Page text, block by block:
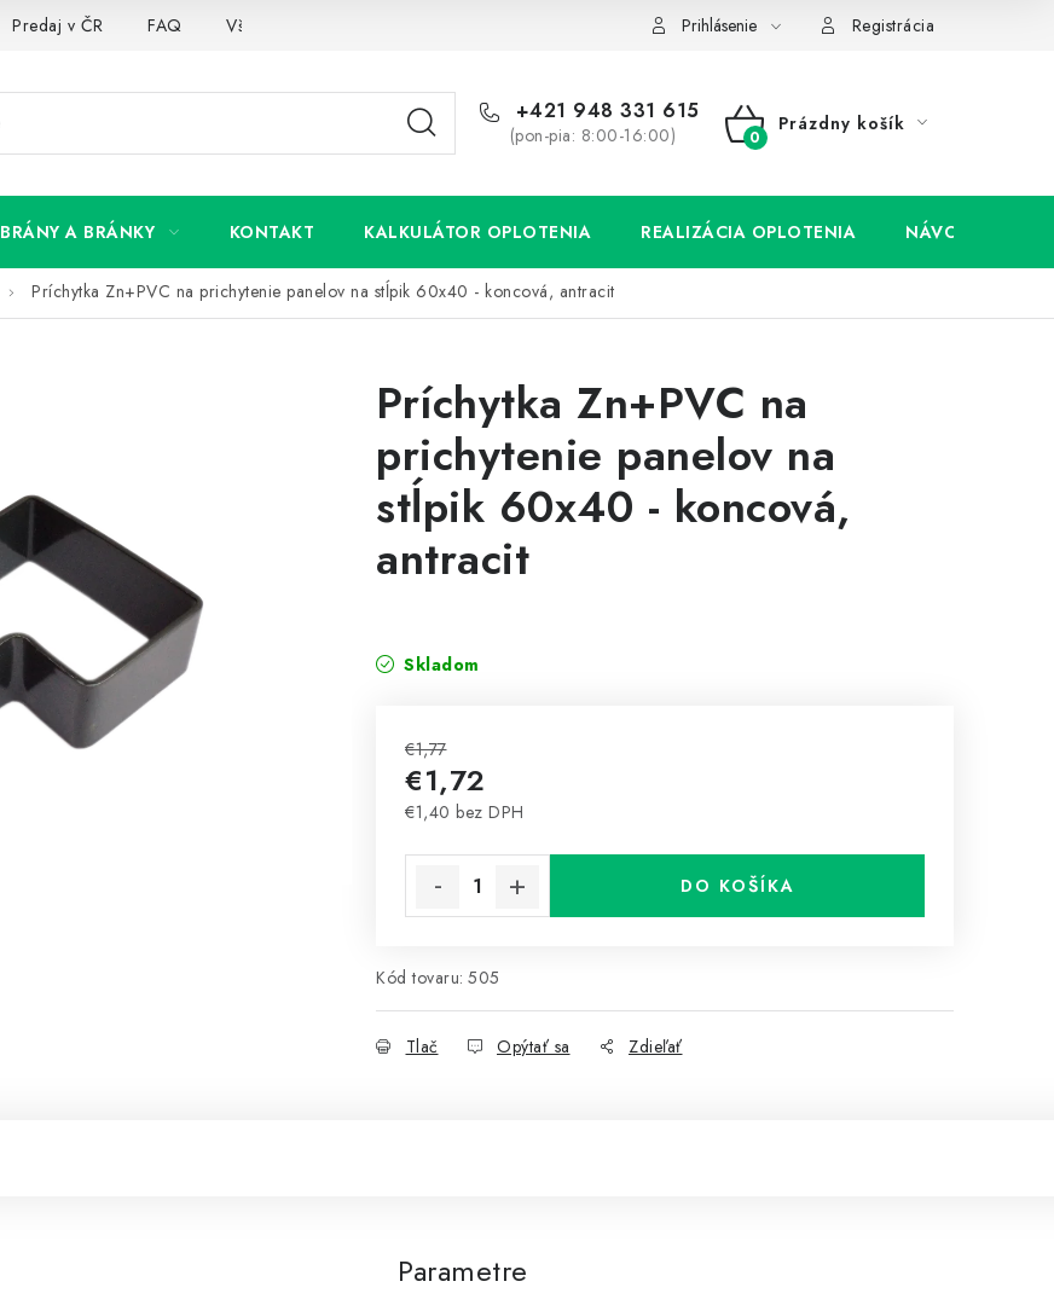
Predaj v ČR FAQ Všetko o súboroch cookies Prihlásenie Registrácia
+421 948 331 615
(pon-pia: 8:00-16:00)
NÁKUPNÝ
Prázdny košík
BRÁNY A BRÁNKY KONTAKT KALKULÁTOR OPLOTENIA REALIZÁCIA OPLOTENIA NÁVODY
Príchytka Zn+PVC na prichytenie panelov na stĺpik 60x40 - koncová, antracit
Príchytka Zn+PVC na
prichytenie panelov na
stĺpik 60x40 - koncová,
antracit
Skladom
€1,77
€1,72
€1,40 bez DPH
DO KOŠÍKA
Kód tovaru: 505
Tlač Opýtať sa Zdieľať
Parametre